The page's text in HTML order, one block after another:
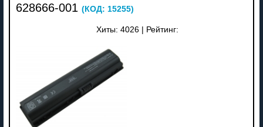
628666-001 (КОД: 15255)
Хиты: 4026 Рейтинг: